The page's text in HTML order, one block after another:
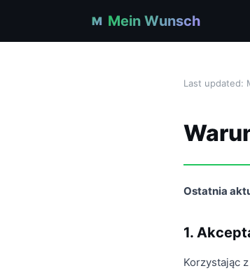
M Mein Wunsch
Last updated:
Ostatnia
1.
Korzystając